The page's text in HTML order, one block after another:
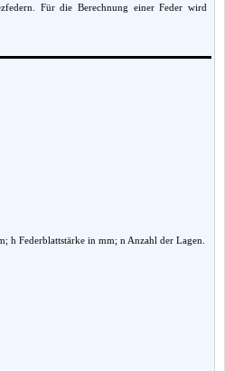
Für die Berechnung einer Feder wird
h Federblattstärke in mm; n Anzahl der Lagen.